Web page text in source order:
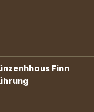
Finn